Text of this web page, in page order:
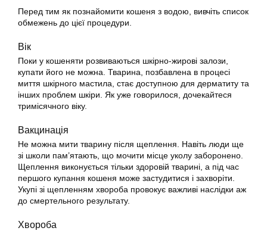
Перед тим як познайомити кошеня з водою, вивчіть список
обмежень до цієї процедури.
Вік
Поки у кошеняти розвиваються шкірно-жирові залози,
купати його не можна. Тварина, позбавлена в процесі
миття шкірного мастила, стає доступною для дерматиту та
інших проблем шкіри. Як уже говорилося, дочекайтеся
тримісячного віку.
Вакцинація
Не можна мити тварину після щеплення. Навіть люди ще
зі школи пам’ятають, що мочити місце уколу заборонено.
Щеплення виконується тільки здоровій тварині, а під час
першого купання кошеня може застудитися і захворіти.
Укупі зі щепленням хвороба провокує важливі наслідки аж
до смертельного результату.
Хвороба